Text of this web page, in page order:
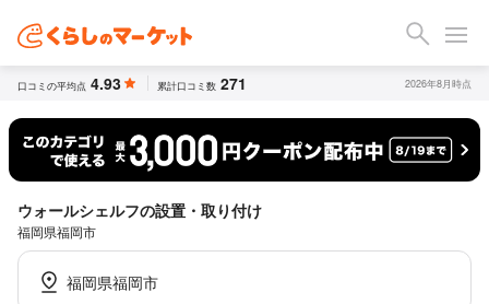
口コミの平均点 4.93 累計口コミ数 271 2026年8月時点
ウォールシェルフの設置・取り付け
福岡県福岡市
福岡県福岡市